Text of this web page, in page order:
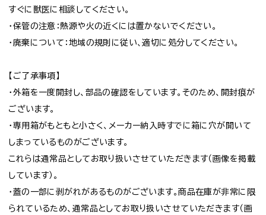
すぐに獣医に相談してください。
・保管の注意：熱源や火の近くには置かないでください。
・廃棄について：地域の規則に従い、適切に処分してください。
【ご了承事項】
・外箱を一度開封し、部品の確認をしています。そのため、開封痕が
ございます。
・専用箱がもともと小さく、メーカー納入時すでに箱に穴が開いて
しまっているものがございます。
これらは通常品としてお取り扱いさせていただきます（画像を掲載
しています）。
・蓋の一部に剥がれがあるものがございます。商品在庫が非常に限
られているため、通常品としてお取り扱いさせていただきます（画